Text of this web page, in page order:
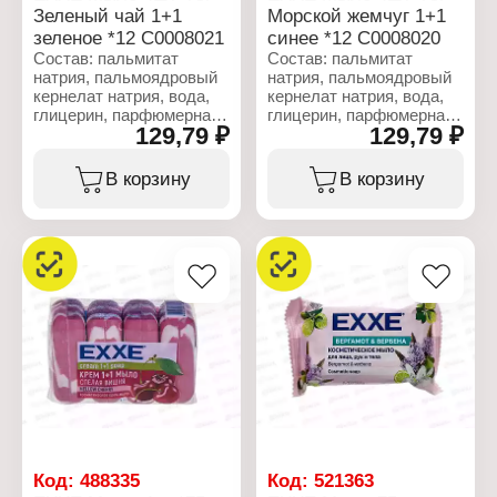
Зеленый чай 1+1
зеленое *12 С0008021
Состав: пальмитат
натрия, пальмоядровый
кернелат натрия, вода,
глицерин, парфюмерная
этидронат натрия,
ПЭГ-400, винная
камедь, хлорид натрия,
тетранатрия этидронат,
CI 77891, CI 74260, CI
11680.
Характеристики:
Бренд: EXXE
Серия: 1+1
Тип товара:
Действие: тонизирующее
Количество: 4 шт
129,79 ₽
В корзину
Морской жемчуг 1+1
синее *12 С0008020
Состав: пальмитат
натрия, пальмоядровый
кернелат натрия, вода,
глицерин, парфюмерная
этидронат натрия,
ПЭГ-400, винная
камедь, хлорид натрия,
тетранатрия этидронат,
Cl 77891, CI 74160.
Характеристики:
Бренд: EXXE
Серия: 1+1
Тип товара:
Косметическое мыло
Действие: освежающее
Количество: 4 шт
129,79 ₽
В корзину
Код: 488335
Код:521363